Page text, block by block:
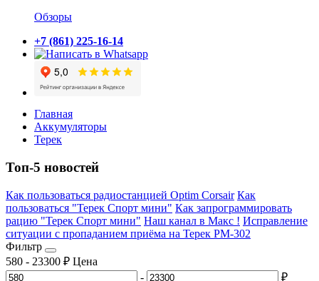
Обзоры
+7 (861) 225-16-14
Главная
Аккумуляторы
Терек
Топ-5 новостей
Как пользоваться радиостанцией Optim Corsair Как
пользоваться "Терек Спорт мини" Как запрограммировать
рацию "Терек Спорт мини" Наш канал в Макс ! Исправление
ситуации с пропаданием приёма на Терек РМ-302
Фильтр
580 - 23300 ₽ Цена
-
₽